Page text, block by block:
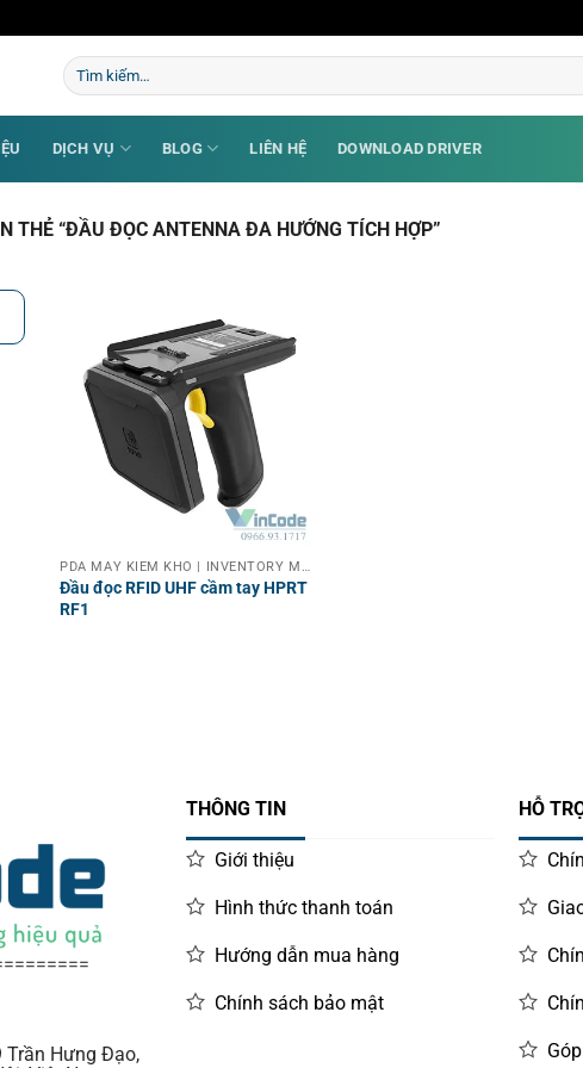
Tìm
kiếm:
DỊCH VỤ BLOG LIÊN HỆ DOWNLOAD DRIVER
THẺ “ĐẦU ĐỌC ANTENNA ĐA HƯỚNG TÍCH HỢP”
PDA MÁY KIỂM KHO | INVENTORY MACHINE
Đầu đọc RFID UHF cầm tay HPRT
RF1
Trần Hưng Đạo,
THÔNG TIN
Giới thiệu
Hình thức thanh toán
Hướng dẫn mua hàng
Chính sách bảo mật
HỖ